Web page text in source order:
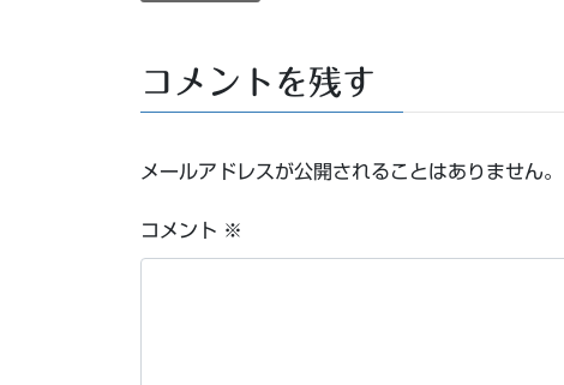
コメントを残す
メールアドレスが公開されることはありません。
コメント ※